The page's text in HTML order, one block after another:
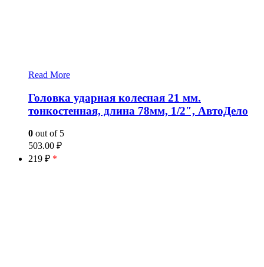
Read More
Головка ударная колесная 21 мм.
тонкостенная, длина 78мм, 1/2″, АвтоДело
0 out of 5
503.00 ₽
219 ₽ *